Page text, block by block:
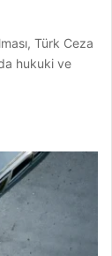
Türk Ceza
hukuki ve